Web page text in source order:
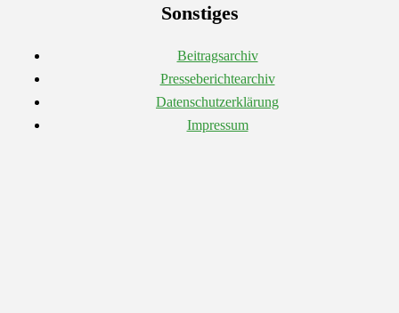
Sonstiges
Beitragsarchiv
Presseberichtearchiv
Datenschutzerklärung
Impressum